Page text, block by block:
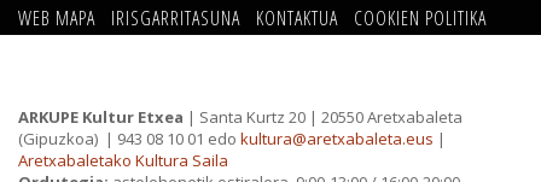
WEB MAPA IRISGARRITASUNA KONTAKTUA
COOKIEN POLITIKA
ARKUPE Kultur Etxea | Santa Kurtz 20 | 20550 Aretxabaleta
(Gipuzkoa) | 943 08 10 01 edo kultura@aretxabaleta.eus |
Aretxabaletako Kultura Saila